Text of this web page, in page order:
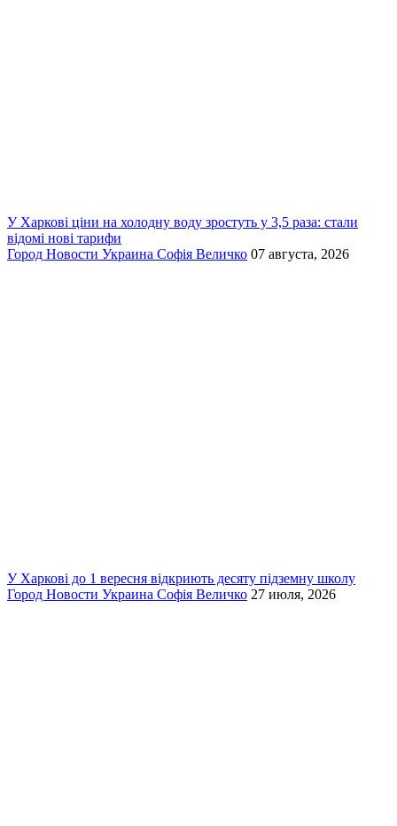
У Харкові ціни на холодну воду зростуть у 3,5 раза: стали
відомі нові тарифи
Город Новости Украина Софія Величко 07 августа, 2026
У Харкові до 1 вересня відкриють десяту підземну школу
Город Новости Украина Софія Величко 27 июля, 2026